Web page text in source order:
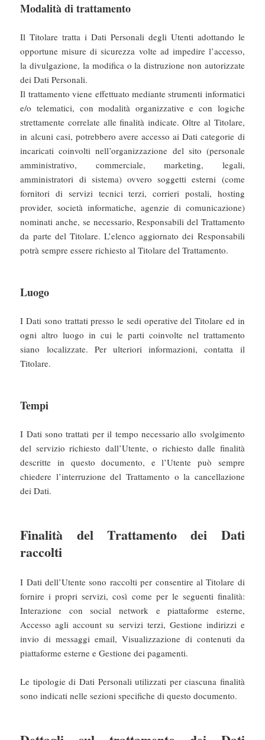
Modalità di trattamento
Il Titolare tratta i Dati Personali degli Utenti adottando le
opportune misure di sicurezza volte ad impedire l’accesso,
la divulgazione, la modifica o la distruzione non autorizzate
dei Dati Personali.
Il trattamento viene effettuato mediante strumenti informatici
e/o telematici, con modalità organizzative e con logiche
strettamente correlate alle finalità indicate. Oltre al Titolare,
in alcuni casi, potrebbero avere accesso ai Dati categorie di
incaricati coinvolti nell’organizzazione del sito (personale
amministrativo, commerciale, marketing, legali,
amministratori di sistema) ovvero soggetti esterni (come
fornitori di servizi tecnici terzi, corrieri postali, hosting
provider, società informatiche, agenzie di comunicazione)
nominati anche, se necessario, Responsabili del Trattamento
da parte del Titolare. L’elenco aggiornato dei Responsabili
potrà sempre essere richiesto al Titolare del Trattamento.
Luogo
I Dati sono trattati presso le sedi operative del Titolare ed in
ogni altro luogo in cui le parti coinvolte nel trattamento
siano localizzate. Per ulteriori informazioni, contatta il
Titolare.
Tempi
I Dati sono trattati per il tempo necessario allo svolgimento
del servizio richiesto dall’Utente, o richiesto dalle finalità
descritte in questo documento, e l’Utente può sempre
chiedere l’interruzione del Trattamento o la cancellazione
dei Dati.
Finalità del Trattamento dei Dati
raccolti
I Dati dell’Utente sono raccolti per consentire al Titolare di
fornire i propri servizi, così come per le seguenti finalità:
Interazione con social network e piattaforme esterne,
Accesso agli account su servizi terzi, Gestione indirizzi e
invio di messaggi email, Visualizzazione di contenuti da
piattaforme esterne e Gestione dei pagamenti.
Le tipologie di Dati Personali utilizzati per ciascuna finalità
sono indicati nelle sezioni specifiche di questo documento.